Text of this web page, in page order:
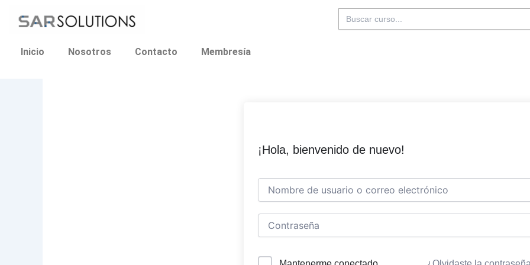
Buscar:
Inicio Nosotros Contacto Membresía
¡Hola, bienvenido de nuevo!